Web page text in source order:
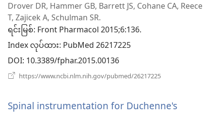
အသစ်
ဖွ
င့်
နေ
ပါ
တယ်)
Drover DR, Hammer GB, Barrett JS, Cohane CA, Reece
T, Zajicek A, Schulman SR.
ရင်းမြစ်‎: Front Pharmacol 2015;6:136.
Index လုပ်ထား‎: PubMed 26217225
DOI‎: 10.3389/fphar.2015.00136
https://www.ncbi.nlm.nih.gov/pubmed/26217225
နေ
Spinal instrumentation for Duchenne's